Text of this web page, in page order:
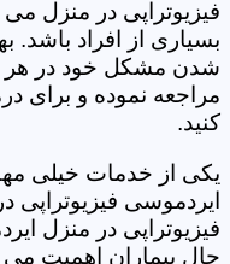
فیزیوتراپی در منزل می
بسیاری از افراد باشد.
شدن مشکل خود در هر
مراجعه نموده و برای
کنید.
یکی از خدمات خیلی
ایردموسی
فیزیوتراپی در منزل
حال بیماران اهمیت می